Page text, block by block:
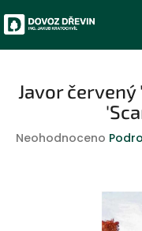
na
obsah
Javor
Průměrné
Neohodnoceno